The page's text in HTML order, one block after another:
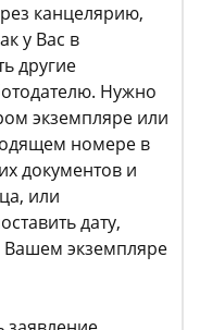
канцелярию,
у Вас в
другие
Нужно
экземпляре или
номере в
документов и
или
дату,
экземпляре